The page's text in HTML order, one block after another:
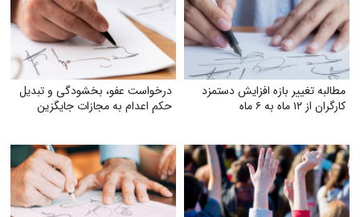
مطالبه تغییر بازه افزایش دستمزد
کارگران از ۱۲ ماه به ۶ ماه
درخواست عفو، بخشودگی و تبدیل
حکم اعدام به مجازات جایگزین